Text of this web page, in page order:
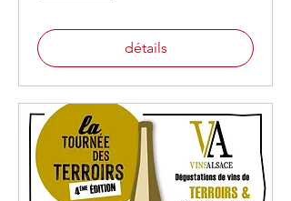
détails